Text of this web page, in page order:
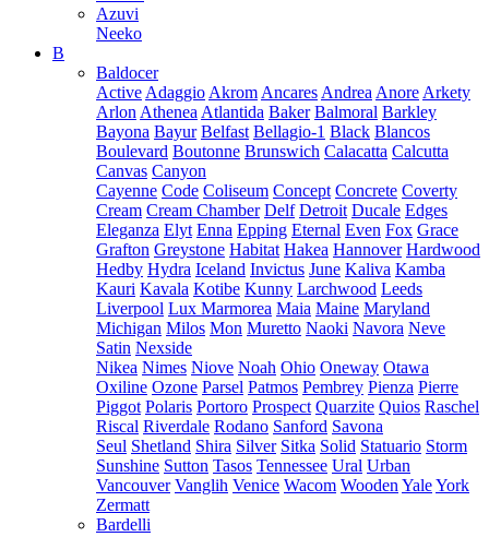
Azuvi
Neeko
B
Baldocer
Active Adaggio Akrom Ancares Andrea Anore Arkety
Arlon Athenea Atlantida Baker Balmoral Barkley
Bayona Bayur Belfast Bellagio-1 Black Blancos
Boulevard Boutonne Brunswich Calacatta Calcutta
Canvas Canyon
Cayenne Code Coliseum Concept Concrete Coverty
Cream Cream Chamber Delf Detroit Ducale Edges
Eleganza Elyt Enna Epping Eternal Even Fox Grace
Grafton Greystone Habitat Hakea Hannover Hardwood
Hedby Hydra Iceland Invictus June Kaliva Kamba
Kauri Kavala Kotibe Kunny Larchwood Leeds
Liverpool Lux Marmorea Maia Maine Maryland
Michigan Milos Mon Muretto Naoki Navora Neve
Satin Nexside
Nikea Nimes Niove Noah Ohio Oneway Otawa
Oxiline Ozone Parsel Patmos Pembrey Pienza Pierre
Piggot Polaris Portoro Prospect Quarzite Quios Raschel
Riscal Riverdale Rodano Sanford Savona
Seul Shetland Shira Silver Sitka Solid Statuario Storm
Sunshine Sutton Tasos Tennessee Ural Urban
Vancouver Vanglih Venice Wacom Wooden YaleYork
Zermatt
Bardelli